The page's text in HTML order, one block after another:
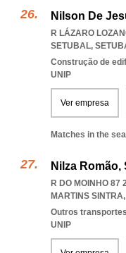
Nilson De
R LÁZARO
SETUBAL,
Construção de
UNIP
Ver empresa
Matches in the
Nilza
R DO MOINHO 87
MARTINS SINTRA,
Outros
UNIP